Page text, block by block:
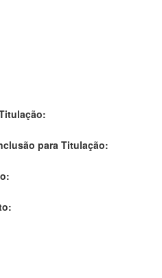
para Titulação: